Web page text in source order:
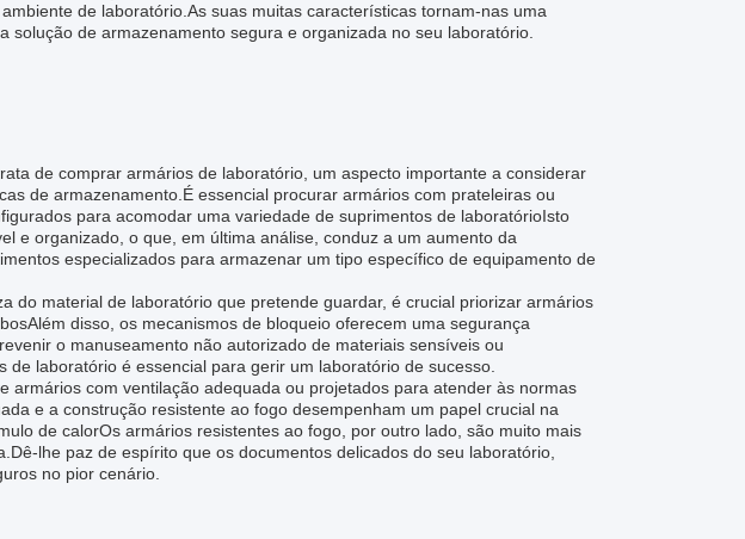
de laboratório.As suas muitas características tornam-nas uma
solução de armazenamento segura e organizada no seu laboratório.
de comprar armários de laboratório, um aspecto importante a considerar
de armazenamento.É essencial procurar armários com prateleiras ou
para acomodar uma variedade de suprimentos de laboratórioIsto
e organizado, o que, em última análise, conduz a um aumento da
especializados para armazenar um tipo específico de equipamento de
do material de laboratório que pretende guardar, é crucial priorizar armários
disso, os mecanismos de bloqueio oferecem uma segurança
o manuseamento não autorizado de materiais sensíveis ou
laboratório é essencial para gerir um laboratório de sucesso.
armários com ventilação adequada ou projetados para atender às normas
e a construção resistente ao fogo desempenham um papel crucial na
de calorOs armários resistentes ao fogo, por outro lado, são muito mais
lhe paz de espírito que os documentos delicados do seu laboratório,
no pior cenário.